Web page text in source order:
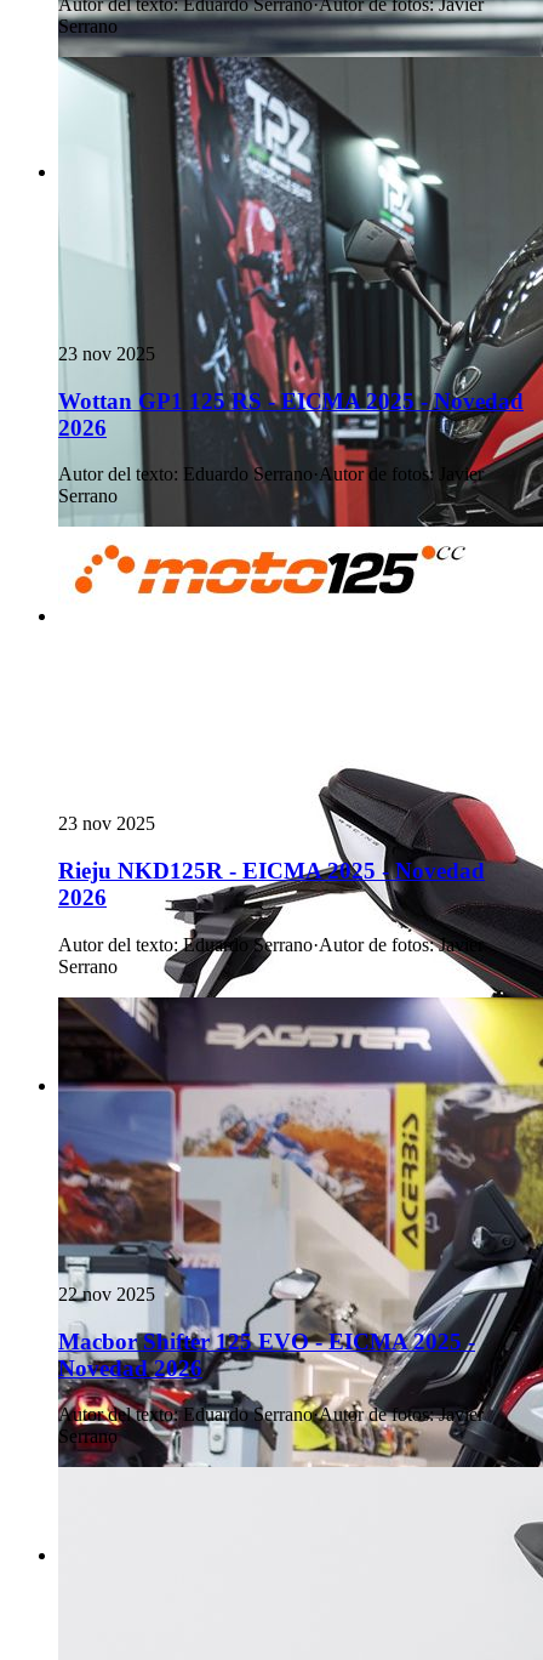
Autor del texto: Eduardo Serrano·Autor de fotos: Javier
Serrano
23 nov 2025
Wottan GP1 125 RS - EICMA 2025 - Novedad
2026
Autor del texto: Eduardo Serrano·Autor de fotos:
Javier
Serrano
23 nov 2025
Rieju NKD125R - EICMA 2025 - Novedad
2026
Autor del texto: Eduardo Serrano·Autor de fotos: Javier
Serrano
22 nov 2025
Macbor Shifter 125 EVO - EICMA 2025 -
Novedad 2026
Autor del texto: Eduardo Serrano·Autor de fotos: Javier
Serrano